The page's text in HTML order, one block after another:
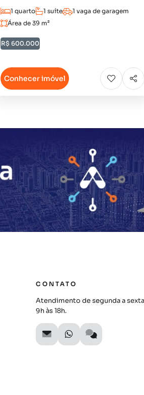
1 quarto 1 suíte
1 vaga de garagem
Área de 39 m²
R$ 600.000
Conhecer imóvel
CONTATO
Atendimento de segunda a
9h às 18h.